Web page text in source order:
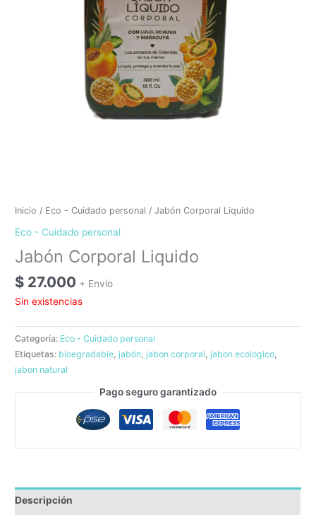
Inicio / Eco - Cuidado personal / Jabón Corporal Liquido
Eco - Cuidado personal
Jabón Corporal Liquido
$ 27.000 + Envío
Sin existencias
Categoría: Eco - Cuidado personal
Etiquetas: bioegradable ,jabón ,jabon corporal ,jabon ecologico
jabon natural
Pago seguro garantizado
Descripción